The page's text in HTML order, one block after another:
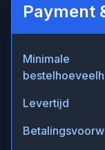
Payment
Minimale
Levertijd